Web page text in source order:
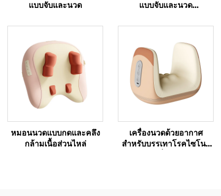
แบบจับและนวด
แบบจับและนวด
หมอนนวดแบบกดและคลึง
กล้ามเนื้อส่วนไหล่
เครื่องนวดด้วยอากาศ
สำหรับบรรเทาโรคไซโนวิ